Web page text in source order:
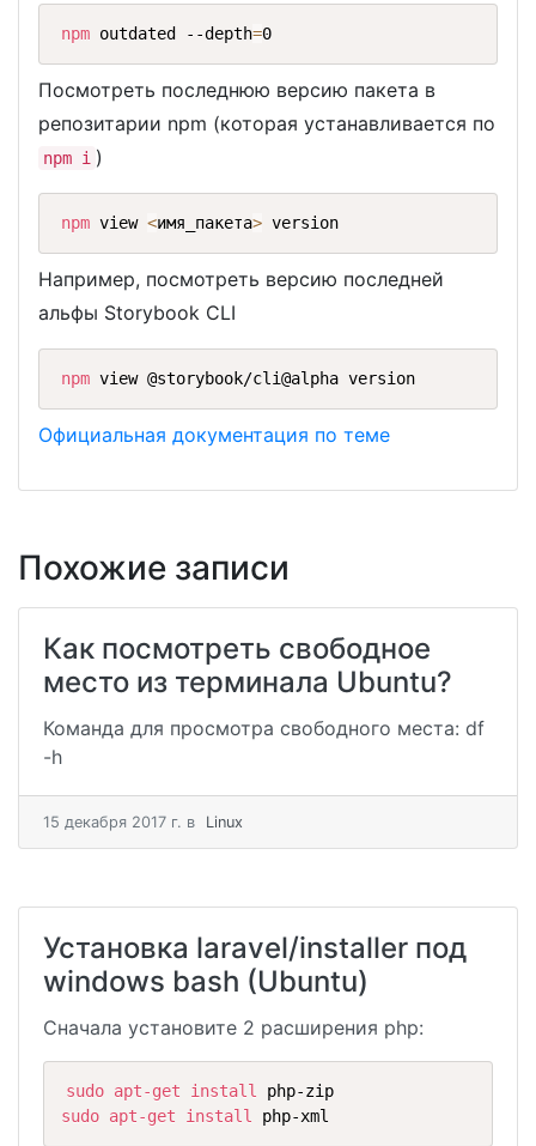
npm outdated --depth=0
Посмотреть последнюю версию пакета в
репозитарии npm (которая устанавливается по
npm i )
npm view <имя_пакета> version
Например, посмотреть версию последней
альфы Storybook CLI
npm view @storybook/cli@alpha version
Официальная документация по теме
Похожие записи
Как посмотреть свободное
место из терминала Ubuntu?
Команда для просмотра свободного места: df
-h
15 декабря 2017 г. в Linux
Установка laravel/installer под
windows bash (Ubuntu)
Сначала установите 2 расширения php:
sudo apt-get install
sudo apt-get install php-xml